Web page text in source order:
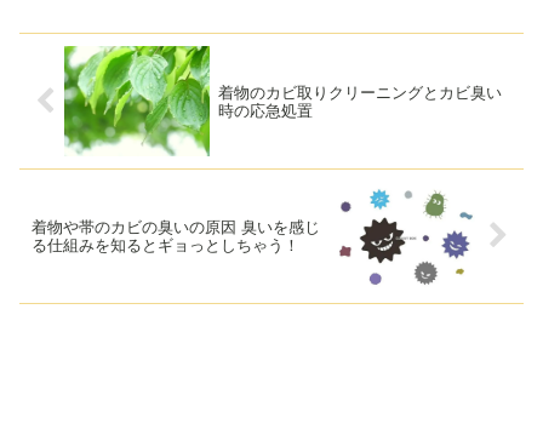
着物のカビ取りクリーニングとカビ臭い
時の応急処置
着物や帯のカビの臭いの原因 臭いを感じ
る仕組みを知るとギョっとしちゃう！